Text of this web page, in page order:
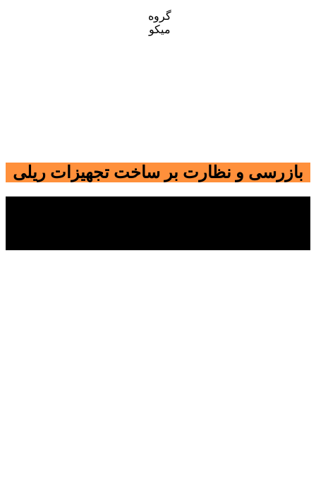
گروه
میکو
بازرسی و نظارت بر ساخت تجهیزات ریلی